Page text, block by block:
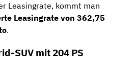
Leasingrate, kommt man
Leasingrate von 362,75
.
SUV mit 204 PS